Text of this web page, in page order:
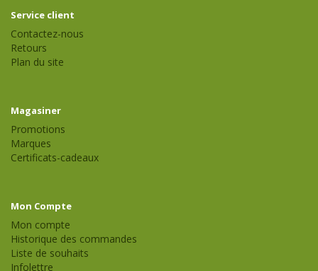
Service client
Contactez-nous
Retours
Plan du site
Magasiner
Promotions
Marques
Certificats-cadeaux
Mon Compte
Mon compte
Historique des commandes
Liste de souhaits
Infolettre